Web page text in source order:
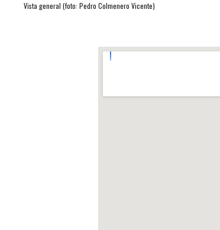
Vista general (foto: Pedro Colmenero Vicente)